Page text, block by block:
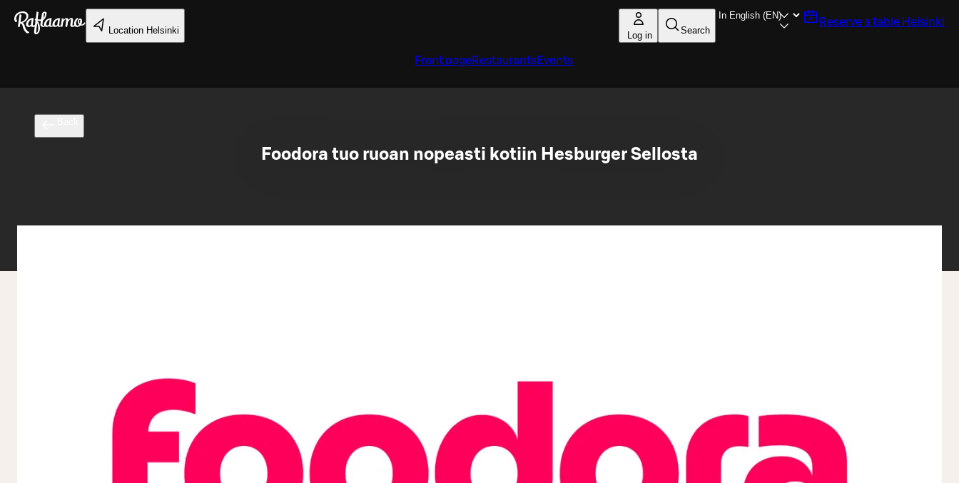
Skip to main content
Location Helsinki Log in Search
Reserve a table Helsinki
Front pageRestaurantsEvents
Foodora tuo ruoan nopeasti kotiin Hesburger Sellosta